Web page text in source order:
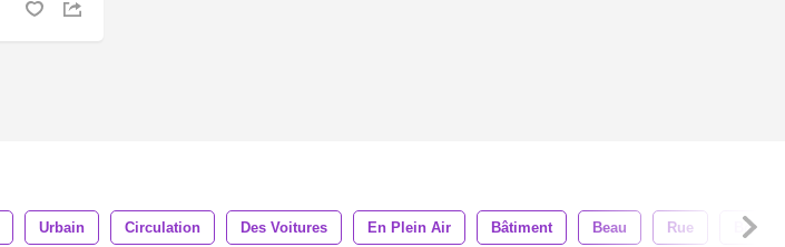
Urbain Circulation Des Voitures En Plein Air Bâtiment Beau Rue Bois